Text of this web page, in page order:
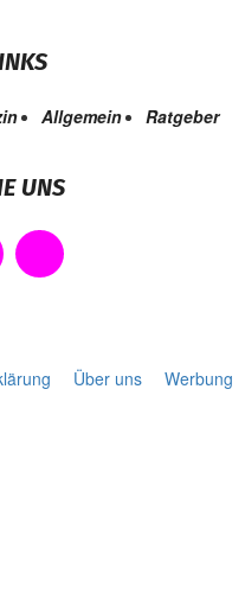
Allgemein Ratgeber
UNS
Über uns Werbung